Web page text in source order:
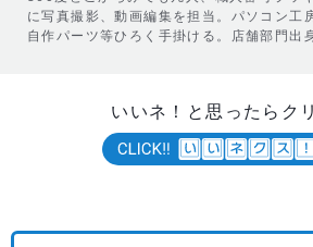
に写真撮影、動画編集を担当。パソコン工
自作パーツ等ひろく手掛ける。店舗部門出
いいネ！と思ったらク